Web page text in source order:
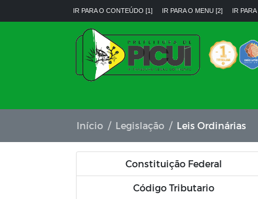
IR PARA O CONTEÚDO [1] IR PARA O MENU [2] IR
Início Legislação Leis Ordinárias
Constituição Federal
Código Tributario